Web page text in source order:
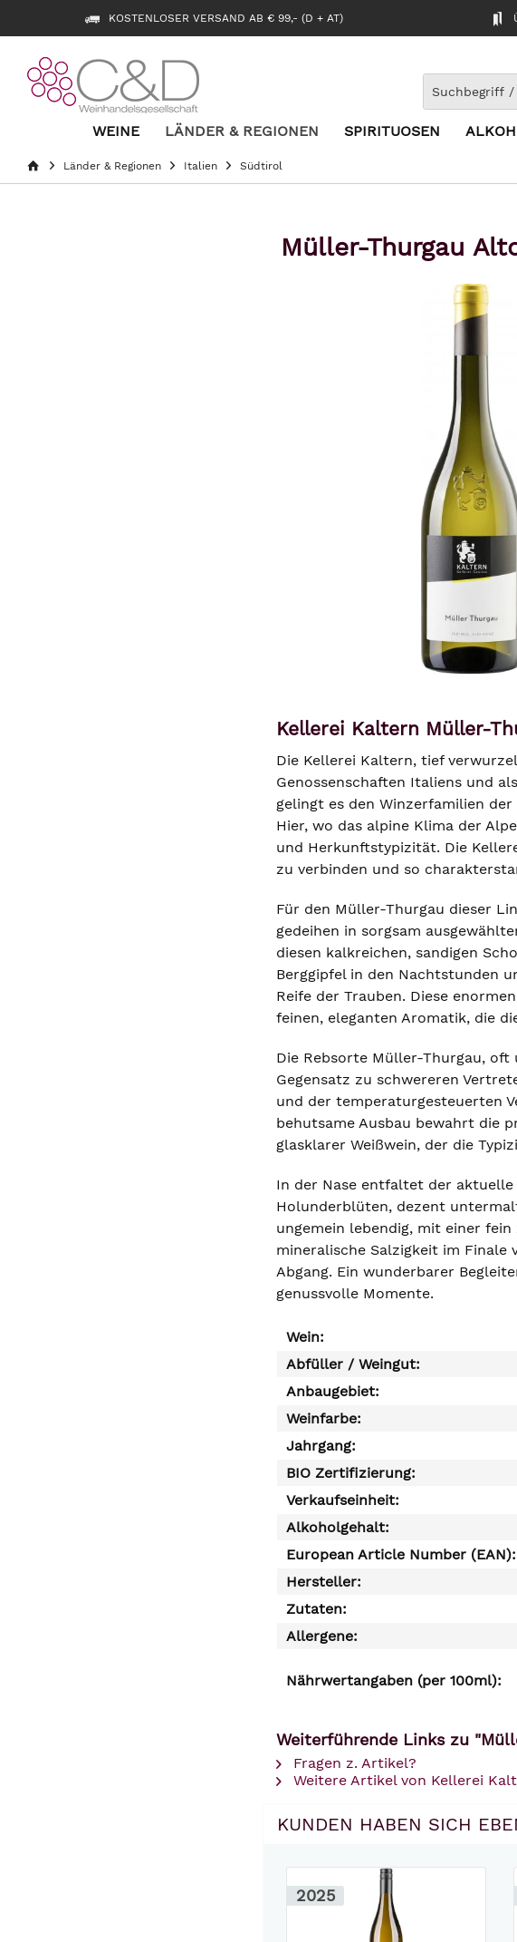
KOSTENLOSER VERSAND AB € 99,- (D + AT)
WEINE LÄNDER & REGIONEN SPIRITUOSEN
Länder & Regionen Italien Südtirol
Müller-Thurgau
Kellerei Kaltern Müller-
Die Kellerei Kaltern, tief
Genossenschaften Italiens und
gelingt es den Winzerfamilien
Hier, wo das alpine Klima der
und Herkunftstypizität. Die
zu verbinden und so
Für den Müller-Thurgau dieser
gedeihen in sorgsam
diesen kalkreichen, sandigen
Berggipfel in den Nachtstunden
Reife der Trauben. Diese
feinen, eleganten Aromatik, die
Die Rebsorte Müller-Thurgau,
Gegensatz zu schwereren
und der temperaturgesteuerten
behutsame Ausbau bewahrt die
glasklarer Weißwein, der die
In der Nase entfaltet der
Holunderblüten, dezent
ungemein lebendig, mit einer
mineralische Salzigkeit im Finale
Abgang. Ein wunderbarer
genussvolle Momente.
Wein:
Abfüller / Weingut:
Anbaugebiet:
Weinfarbe:
Jahrgang:
BIO Zertifizierung:
Verkaufseinheit:
Alkoholgehalt:
European Article Number (EAN):
Hersteller:
Zutaten:
Allergene:
Nährwertangaben (per 100ml):
Weiterführende Links zu
Fragen z. Artikel?
Weitere Artikel von Kellerei
KUNDEN HABEN SICH
2025